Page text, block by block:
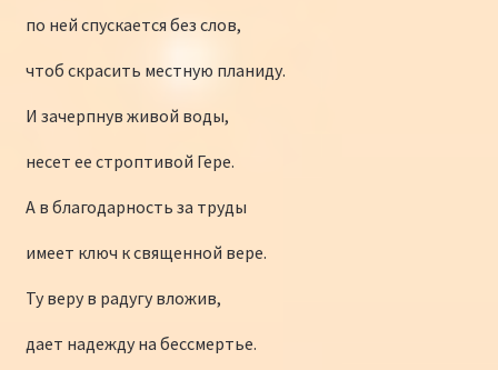
по ней спускается без слов,
чтоб скрасить местную планиду.
И зачерпнув живой воды,
несет ее строптивой Гере.
А в благодарность за труды
имеет ключ к священной вере.
Ту веру в радугу вложив,
дает надежду на бессмертье.